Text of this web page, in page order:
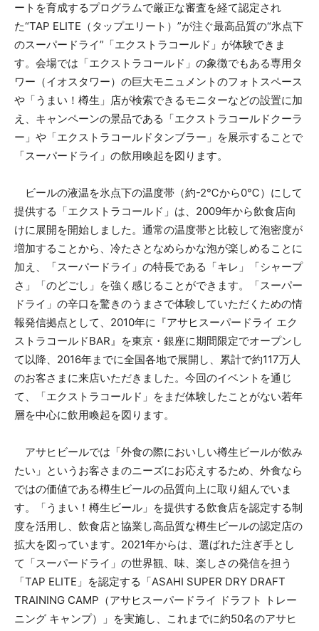
ートを育成するプログラムで厳正な審査を経て認定され
た“TAP ELITE（タップエリート）”が注ぐ最高品質の“氷点下
のスーパードライ”「エクストラコールド」が体験できま
す。会場では「エクストラコールド」の象徴でもある専用タ
ワー（イオスタワー）の巨大モニュメントのフォトスペース
や「うまい！樽生」店が検索できるモニターなどの設置に加
え、キャンペーンの景品である「エクストラコールドクーラ
ー」や「エクストラコールドタンブラー」を展示することで
「スーパードライ」の飲用喚起を図ります。
ビールの液温を氷点下の温度帯（約-2℃から0℃）にして
提供する「エクストラコールド」は、2009年から飲食店向
けに展開を開始しました。通常の温度帯と比較して泡密度が
増加することから、冷たさとなめらかな泡が楽しめることに
加え、「スーパードライ」の特長である「キレ」「シャープ
さ」「のどごし」を強く感じることができます。「スーパー
ドライ」の辛口を驚きのうまさで体験していただくための情
報発信拠点として、2010年に『アサヒスーパードライ エク
ストラコールドBAR』を東京・銀座に期間限定でオープンし
て以降、2016年までに全国各地で展開し、累計で約117万人
のお客さまに来店いただきました。今回のイベントを通じ
て、「エクストラコールド」をまだ体験したことがない若年
層を中心に飲用喚起を図ります。
アサヒビールでは「外食の際においしい樽生ビールが飲み
たい」というお客さまのニーズにお応えするため、外食なら
ではの価値である樽生ビールの品質向上に取り組んでいま
す。「うまい！樽生ビール」を提供する飲食店を認定する制
度を活用し、飲食店と協業し高品質な樽生ビールの認定店の
拡大を図っています。2021年からは、選ばれた注ぎ手とし
て「スーパードライ」の世界観、味、楽しさの発信を担う
「TAP ELITE」を認定する「ASAHI SUPER DRY DRAFT
TRAINING CAMP（アサヒスーパードライ ドラフト トレー
ニング キャンプ）」を実施し、これまでに約50名のアサヒ